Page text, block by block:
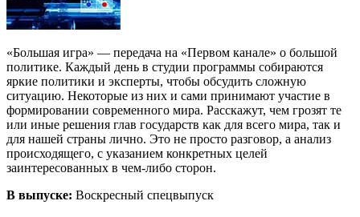
«Большая игра» — передача на «Первом канале» о большой
политике. Каждый день в студии программы собираются
яркие политики и эксперты, чтобы обсудить сложную
ситуацию. Некоторые из них и сами принимают участие в
формировании современного мира. Расскажут, чем грозят те
или иные решения глав государств как для всего мира, так и
для нашей страны лично. Это не просто разговор, а анализ
происходящего, с указанием конкретных целей
заинтересованных в чем-либо сторон.
В выпуске: Воскресный спецвыпуск